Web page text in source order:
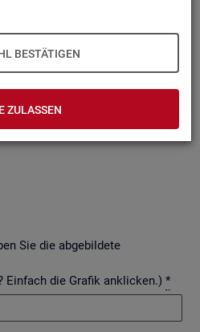
BESTÄTIGEN
ZULASSEN
Sie die abgebildete
Einfach die Grafik anklicken.) *